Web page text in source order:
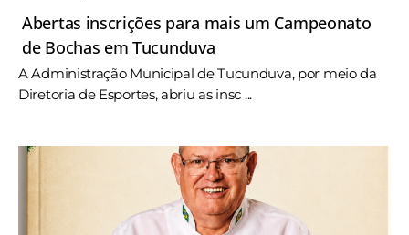
Abertas inscrições para mais um Campeonato
de Bochas em Tucunduva
A Administração Municipal de Tucunduva, por meio da
Diretoria de Esportes, abriu as insc ...